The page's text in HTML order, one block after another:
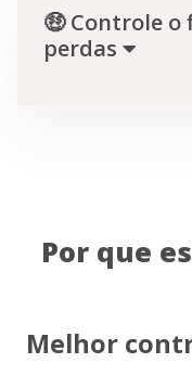
🤑 Controle o
perdas
Por que
Melhor